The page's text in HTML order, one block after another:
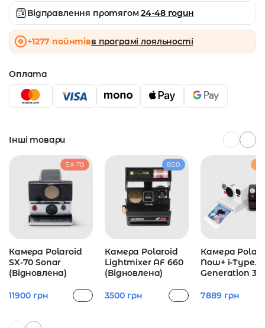
Відправлення протягом24-48 годин
+1277 пойнтівв програмі лояльності
Оплата
Інші товари
SX-70
Камера Polaroid
SX-70 Sonar
(Відновлена)
11900 грн
600
Камера Polaroid
Lightmixer AF 660
(Відновлена)
3500 грн
Камера
Now+ i-Type.
Generation 3
7889 грн